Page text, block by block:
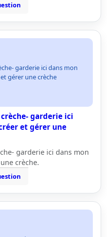
garderie ici dans mon
gérer une crèche
garderie ici
et gérer une
garderie ici dans mon
crèche.